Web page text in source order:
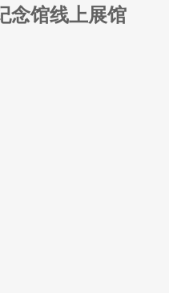
念馆线上展馆